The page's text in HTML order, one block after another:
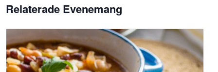
Relaterade Evenemang